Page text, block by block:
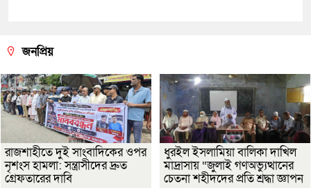
জনপ্রিয়
রাজশাহীতে দুই সাংবাদিকের ওপর
নৃশংস হামলা: সন্ত্রাসীদের দ্রুত
গ্রেফতারের দাবি
ধুরইল ইসলামিয়া বালিকা দাখিল
মাদ্রাসায় “জুলাই গণঅভ্যুত্থানের
চেতনা শহীদদের প্রতি শ্রদ্ধা জ্ঞাপন